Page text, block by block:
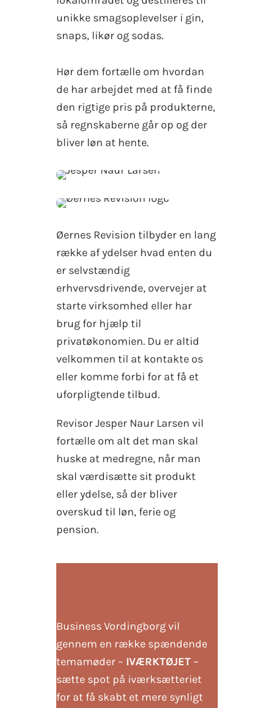
unikke smagsoplevelser i gin,
snaps, likør og sodas.
Hør dem fortælle om hvordan
de har arbejdet med at få finde
den rigtige pris på produkterne,
så regnskaberne går op og der
bliver løn at hente.
Øernes Revision tilbyder en lang
række af ydelser hvad enten du
er selvstændig
erhvervsdrivende, overvejer at
starte virksomhed eller har
brug for hjælp til
privatøkonomien. Du er altid
velkommen til at kontakte os
eller komme forbi for at få et
uforpligtende tilbud.
Revisor Jesper Naur Larsen vil
fortælle om alt det man skal
huske at medregne, når man
skal værdisætte sit produkt
eller ydelse, så der bliver
overskud til løn, ferie og
pension.
Business Vordingborg vil
gennem en række spændende
temamøder – IVÆRKTØJET –
sætte spot på iværksætteriet
for at få skabt et mere synligt